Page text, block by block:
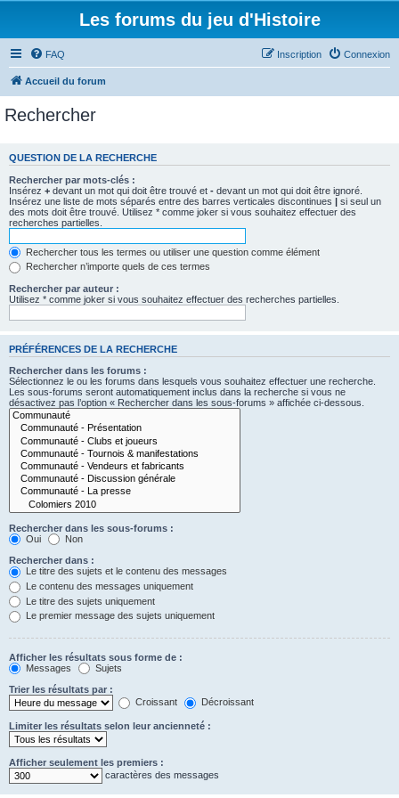
Les forums du jeu d'Histoire
FAQ Connexion
Inscription
Accueil du forum
Rechercher
QUESTION DE LA RECHERCHE
Rechercher par mots-clés :
Insérez + devant un mot qui doit être trouvé et - devant un mot qui doit être ignoré.
Insérez une liste de mots séparés entre des barres verticales discontinues | si seul un
des mots doit être trouvé. Utilisez * comme joker si vous souhaitez effectuer des
recherches partielles.
Rechercher tous les termes ou utiliser une question comme élément
Rechercher n’importe quels de ces termes
Rechercher par auteur :
Utilisez * comme joker si vous souhaitez effectuer des recherches partielles.
PRÉFÉRENCES DE LA RECHERCHE
Rechercher dans les forums :
Sélectionnez le ou les forums dans lesquels vous souhaitez effectuer une recherche.
Les sous-forums seront automatiquement inclus dans la recherche si vous ne
désactivez pas l’option « Rechercher dans les sous-forums » affichée ci-dessous.
Rechercher dans les sous-forums :
Oui
Non
Rechercher dans :
Le titre des sujets et le contenu des messages
Le contenu des messages uniquement
Le titre des sujets uniquement
Le premier message des sujets uniquement
Afficher les résultats sous forme de :
Messages
Sujets
Trier les résultats par :
Croissant
Décroissant
Limiter les résultats selon leur ancienneté :
Afficher seulement les premiers :
caractères des messages